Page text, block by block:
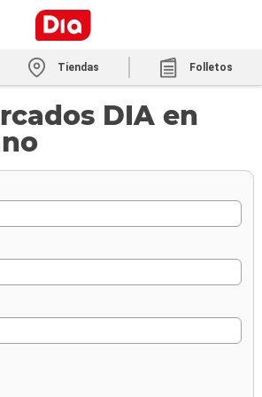
Tiendas Folletos
DIA en